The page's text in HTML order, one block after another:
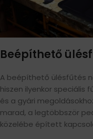
Beépíthető
A beépíthető ülésfűtés
hiszen ilyenkor speciális
és a gyári
marad, a legtöbbször
közelébe épített